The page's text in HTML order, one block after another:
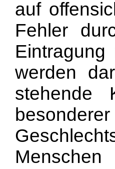
auf
Fehler
werden
stehende